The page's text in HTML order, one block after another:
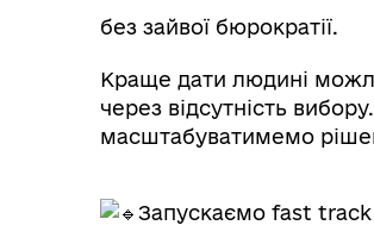
без зайвої бюрократії.
Краще дати людині
через відсутність
масштабуватимемо
Запускаємо fast track